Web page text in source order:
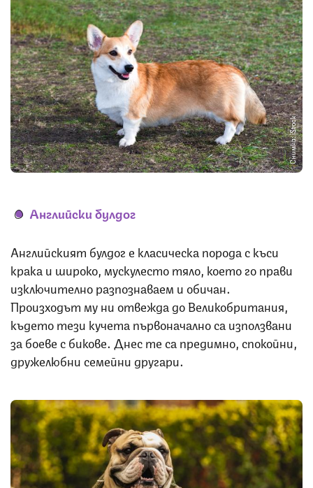
Снимка: iStock
Английски булдог
Английският булдог е класическа порода с къси
крака и широко, мускулесто тяло, което го прави
изключително разпознаваем и обичан.
Произходът му ни отвежда до Великобритания,
където тези кучета първоначално са използвани
за боеве с бикове. Днес те са предимно, спокойни,
дружелюбни семейни другари.